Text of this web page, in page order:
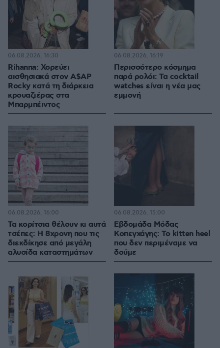
Rihanna: Χορεύει
αισθησιακά στον A$AP
Rocky κατά τη διάρκεια
κρουαζιέρας στα
Μπαρμπέιντος
06.08.2026, 16:30
Περισσότερο κόσμημα
παρά ρολόι: Τα cocktail
watches είναι η νέα μας
εμμονή
06.08.2026, 16:19
Τα κορίτσια θέλουν κι αυτά
τσέπες: Η 8χρονη που τις
διεκδίκησε από μεγάλη
αλυσίδα καταστημάτων
06.08.2026, 16:00
Εβδομάδα Μόδας
Κοπεγχάγης: Το kitten heel
που δεν περιμέναμε να
δούμε
06.08.2026, 15:00